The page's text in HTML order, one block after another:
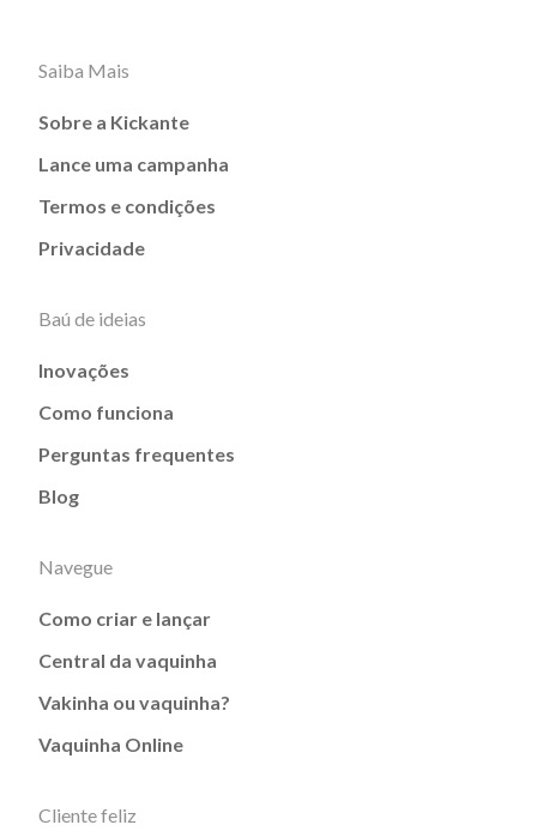
Saiba Mais
Sobre a Kickante
Lance uma campanha
Termos e condições
Privacidade
Baú de ideias
Inovações
Como funciona
Perguntas frequentes
Blog
Navegue
Como criar e lançar
Central da vaquinha
Vakinha ou vaquinha?
Vaquinha Online
Cliente feliz